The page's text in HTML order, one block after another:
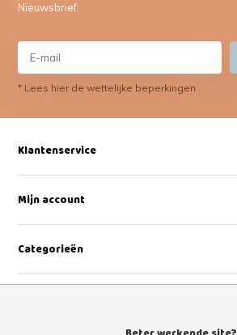
Nieuwsbrief:
* Lees hier de wettelijke beperkingen
Klantenservice
Mijn account
Categorieën